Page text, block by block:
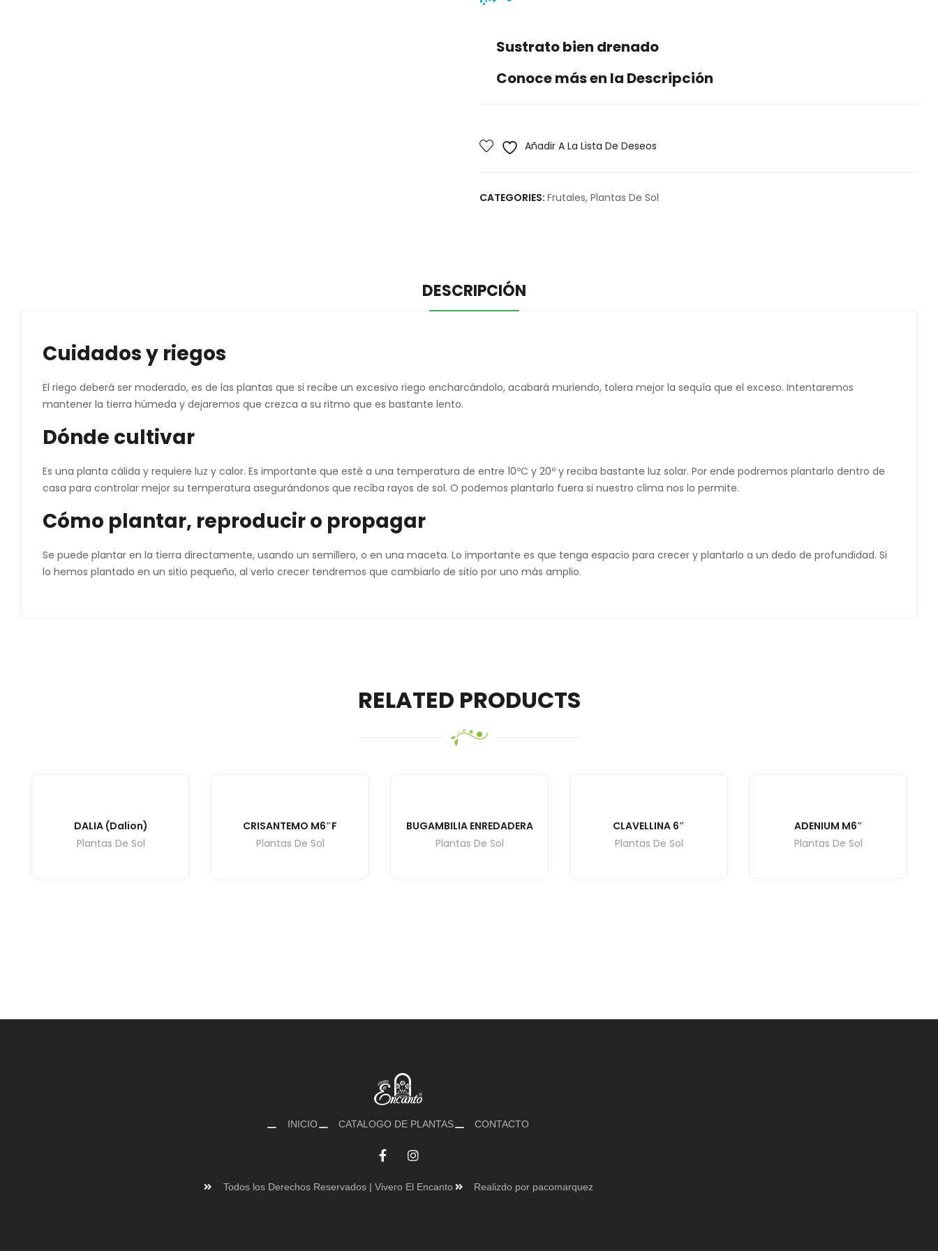
Sustrato bien drenado
Conoce más en la Descripción
Añadir A La Lista De Deseos
CATEGORIES: Frutales, Plantas De Sol
DESCRIPCIÓN
Cuidados y riegos
El riego deberá ser moderado, es de las plantas que si recibe un excesivo riego encharcándolo, acabará muriendo, tolera mejor la sequía que el exceso. Intentaremos
mantener la tierra húmeda y dejaremos que crezca a su ritmo que es bastante lento.
Dónde cultivar
Es una planta cálida y requiere luz y calor. Es importante que esté a una temperatura de entre 10ºC y 20º y reciba bastante luz solar. Por ende podremos plantarlo dentro de
casa para controlar mejor su temperatura asegurándonos que reciba rayos de sol. O podemos plantarlo fuera si nuestro clima nos lo permite.
Cómo plantar, reproducir o propagar
Se puede plantar en la tierra directamente, usando un semillero, o en una maceta. Lo importante es que tenga espacio para crecer y plantarlo a un dedo de profundidad. Si
lo hemos plantado en un sitio pequeño, al verlo crecer tendremos que cambiarlo de sitio por uno más amplio.
RELATED PRODUCTS
DALIA (Dalion)
Plantas De Sol
CRISANTEMO M6″F
Plantas De Sol
BUGAMBILIA ENREDADERA
Plantas De Sol
CLAVELLINA 6″
Plantas De Sol
ADENIUM M6″
Plantas De Sol
INICIO CATALOGO DE PLANTAS CONTACTO
Todos los Derechos Reservados | Vivero El Encanto Realizdo por pacomarquez